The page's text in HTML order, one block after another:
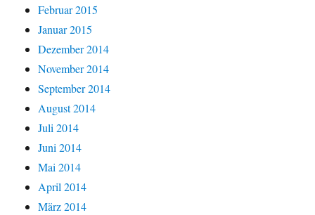
Februar 2015
Januar 2015
Dezember 2014
November 2014
September 2014
August 2014
Juli 2014
Juni 2014
Mai 2014
April 2014
März 2014